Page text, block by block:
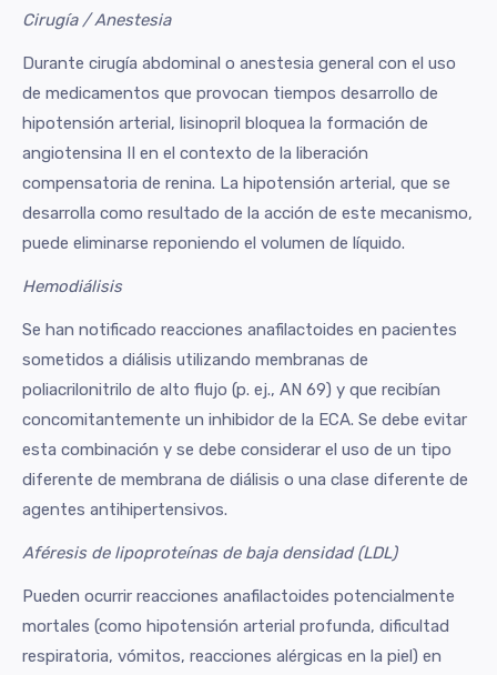
Cirugía / Anestesia
Durante cirugía abdominal o anestesia general con el uso
de medicamentos que provocan tiempos desarrollo de
hipotensión arterial, lisinopril bloquea la formación de
angiotensina II en el contexto de la liberación
compensatoria de renina. La hipotensión arterial, que se
desarrolla como resultado de la acción de este mecanismo,
puede eliminarse reponiendo el volumen de líquido.
Hemodiálisis
Se han notificado reacciones anafilactoides en pacientes
sometidos a diálisis utilizando membranas de
poliacrilonitrilo de alto flujo (p. ej., AN 69) y que recibían
concomitantemente un inhibidor de la ECA. Se debe evitar
esta combinación y se debe considerar el uso de un tipo
diferente de membrana de diálisis o una clase diferente de
agentes antihipertensivos.
Aféresis de lipoproteínas de baja densidad (LDL)
Pueden ocurrir reacciones anafilactoides potencialmente
mortales (como hipotensión arterial profunda, dificultad
respiratoria, vómitos, reacciones alérgicas en la piel) en